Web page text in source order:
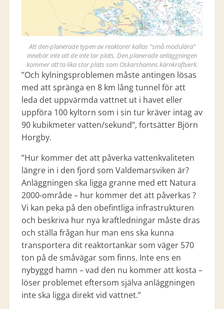
Att den planerade typen av reaktorer kallas ”små modulära”
innebär inte att de inte tar plats. Den planerade anläggningen
kommer att ta lika stor plats som Oskarshamns kärnkraftverk.
”Och kylningsproblemen måste antingen lösas
med att spränga en 8 km lång tunnel för att
leda det uppvärmda vattnet ut i havet eller
uppföra 100 kyltorn som i sin tur kräver intag av
90 kubikmeter vatten/sekund”, fortsätter Björn
Horgby.
”Hur kommer det att påverka vattenkvaliteten
längre in i den fjord som Valdemarsviken är?
Anläggningen ska ligga granne med ett Natura
2000-område – hur kommer det att påverkas ?
Vi kan peka på den obefintliga infrastrukturen
och beskriva hur nya kraftledningar måste dras
och ställa frågan hur man ens ska kunna
transportera dit reaktortankar som väger 570
ton på de småvägar som finns. Inte ens en
nybyggd hamn – vad den nu kommer att kosta –
löser problemet eftersom själva anläggningen
inte ska ligga direkt vid vattnet.”